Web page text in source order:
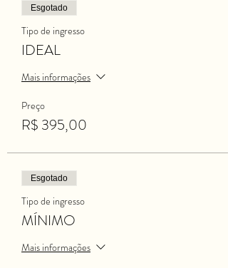
Esgotado
Tipo de ingresso
IDEAL
Mais informações
Preço
R$ 395,00
Esgotado
Tipo de ingresso
MÍNIMO
Mais informações